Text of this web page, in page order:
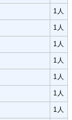
1人
1人
1人
1人
1人
1人
1人